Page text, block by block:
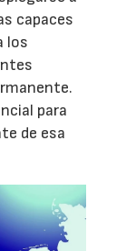
capaces
los
para
de esa